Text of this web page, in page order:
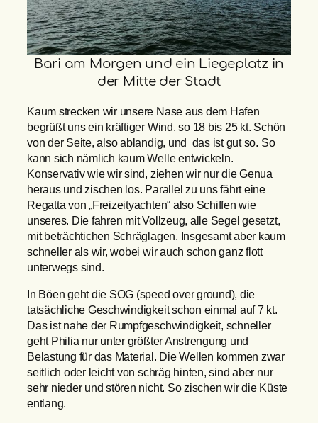
Bari am Morgen und ein Liegeplatz in
der Mitte der Stadt
Kaum strecken wir unsere Nase aus dem Hafen
begrüßt uns ein kräftiger Wind, so 18 bis 25 kt. Schön
von der Seite, also ablandig, und das ist gut so. So
kann sich nämlich kaum Welle entwickeln.
Konservativ wie wir sind, ziehen wir nur die Genua
heraus und zischen los. Parallel zu uns fährt eine
Regatta von „Freizeityachten“ also Schiffen wie
unseres. Die fahren mit Vollzeug, alle Segel gesetzt,
mit beträchtichen Schräglagen. Insgesamt aber kaum
schneller als wir, wobei wir auch schon ganz flott
unterwegs sind.
In Böen geht die SOG (speed over ground), die
tatsächliche Geschwindigkeit schon einmal auf 7 kt.
Das ist nahe der Rumpfgeschwindigkeit, schneller
geht Philia nur unter größter Anstrengung und
Belastung für das Material. Die Wellen kommen zwar
seitlich oder leicht von schräg hinten, sind aber nur
sehr nieder und stören nicht. So zischen wir die Küste
entlang.